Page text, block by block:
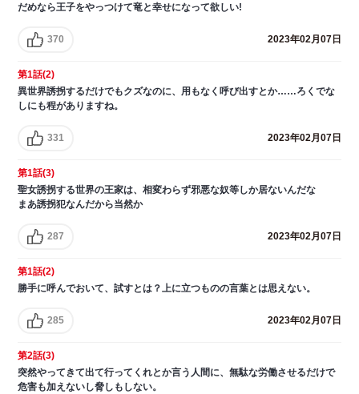
だめなら王子をやっつけて竜と幸せになって欲しい!
370 2023年02月07日
第1話(2)
異世界誘拐するだけでもクズなのに、用もなく呼び出すとか……ろくでな
しにも程がありますね。
331 2023年02月07日
第1話(3)
聖女誘拐する世界の王家は、相変わらず邪悪な奴等しか居ないんだな
まあ誘拐犯なんだから当然か
287 2023年02月07日
第1話(2)
勝手に呼んでおいて、試すとは？上に立つものの言葉とは思えない。
285 2023年02月07日
第2話(3)
突然やってきて出て行ってくれとか言う人間に、無駄な労働させるだけで
危害も加えないし脅しもしない。